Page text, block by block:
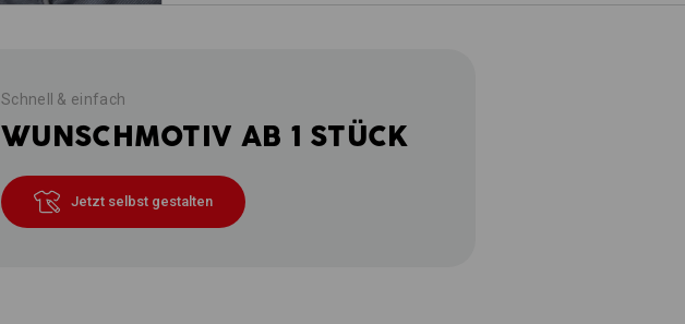
Schnell & einfach
WUNSCHMOTIV AB 1 STÜCK
Jetzt selbst gestalten